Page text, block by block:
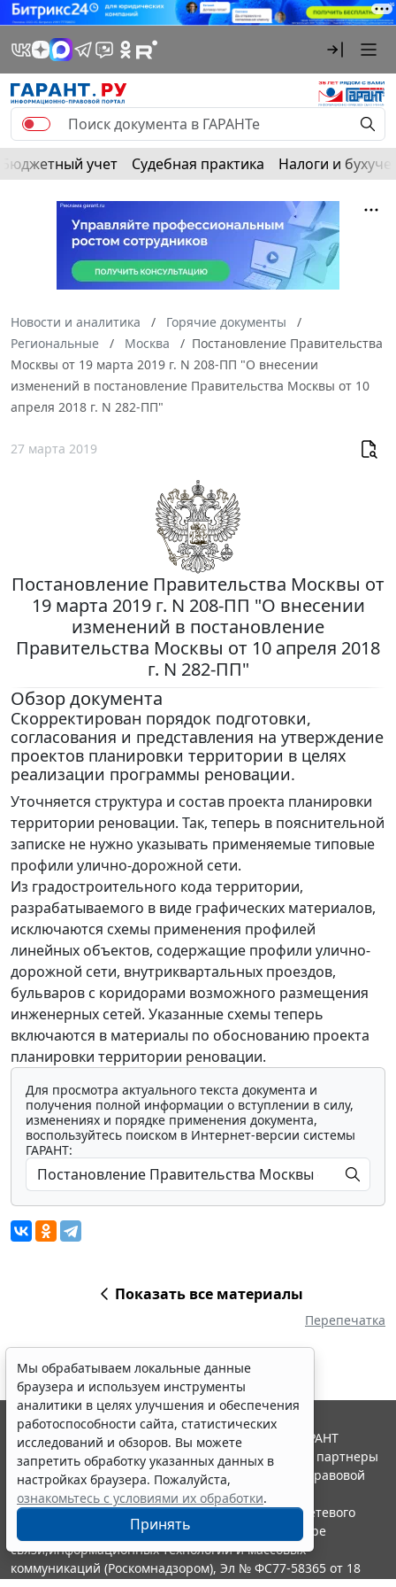
Бюджетный учет Судебная практика Налоги и
Новости и аналитика
Горячие документы
Региональные
Москва
Постановление Правительства
Москвы от 19 марта 2019 г. N 208-ПП "О внесении
изменений в постановление Правительства Москвы от 10
апреля 2018 г. N 282-ПП"
27 марта 2019
Постановление Правительства Москвы от
19 марта 2019 г. N 208-ПП "О внесении
изменений в постановление
Правительства Москвы от 10 апреля 2018
г. N 282-ПП"
Обзор документа
Скорректирован порядок подготовки,
согласования и представления на утверждение
проектов планировки территории в целях
реализации программы реновации.
Уточняется структура и состав проекта планировки
территории реновации. Так, теперь в пояснительной
записке не нужно указывать применяемые типовые
профили улично-дорожной сети.
Из градостроительного кода территории,
разрабатываемого в виде графических материалов,
исключаются схемы применения профилей
линейных объектов, содержащие профили улично-
дорожной сети, внутриквартальных проездов,
бульваров с коридорами возможного размещения
инженерных сетей. Указанные схемы теперь
включаются в материалы по обоснованию проекта
планировки территории реновации.
Для просмотра актуального текста документа и
получения полной информации о вступлении в силу,
изменениях и порядке применения документа,
воспользуйтесь поиском в Интернет-версии системы
ГАРАНТ:
Показать все материалы
Перепечатка
Мы обрабатываем локальные данные
браузера и используем инструменты
аналитики в целях улучшения и обеспечения
работоспособности сайта, статистических
исследований и обзоров. Вы можете
запретить обработку указанных данных в
настройках браузера. Пожалуйста,
ознакомьтесь с условиями их обработки.
Принять
© ООО "НПП "ГАРАНТ-СЕРВИС", 2026. Система ГАРАНТ
выпускается с 1990 года. Компания "Гарант" и ее партнеры
являются участниками Российской ассоциации правовой
информации ГАРАНТ.
Портал ГАРАНТ.РУ зарегистрирован в качестве сетевого
издания Федеральной службой по надзору в сфере
связи,информационных технологий и массовых
коммуникаций (Роскомнадзором), Эл № ФС77-58365 от 18